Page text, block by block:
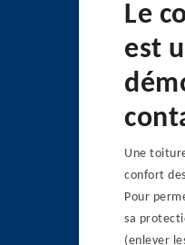
Le
est
Une
confort
Pour
sa
(enlever